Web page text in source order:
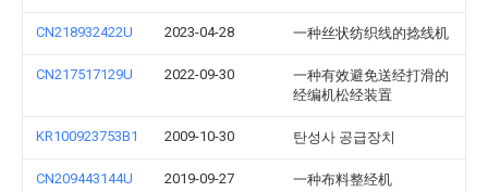
CN218932422U 2023-04-28 一种丝状纺织线的捻线机
CN217517129U 2022-09-30
一种有效避免送经打滑的
经编机松经装置
KR100923753B1 2009-10-30 탄성사 공급장치
CN209443144U 2019-09-27 一种布料整经机